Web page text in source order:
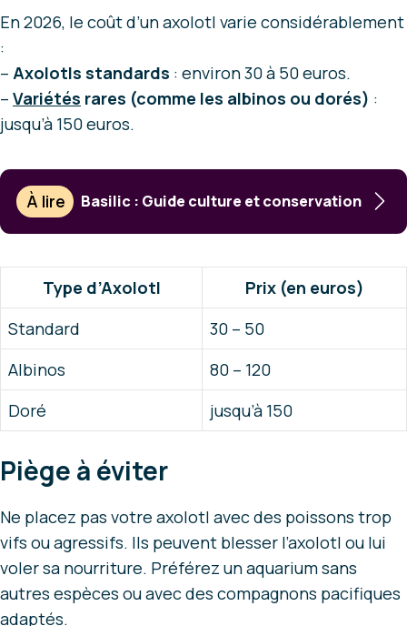
En 2026, le coût d’un axolotl varie considérablement
:
– Axolotls standards : environ 30 à 50 euros.
– Variétés rares (comme les albinos ou dorés) :
jusqu’à 150 euros.
À lire Basilic : Guide culture et conservation
Type d’Axolotl
Prix (en euros)
Standard
30 – 50
Albinos
80 – 120
Doré
jusqu’à 150
Piège à éviter
Ne placez pas votre axolotl avec des poissons trop
vifs ou agressifs. Ils peuvent blesser l’axolotl ou lui
voler sa nourriture. Préférez un aquarium sans
autres espèces ou avec des compagnons pacifiques
adaptés.